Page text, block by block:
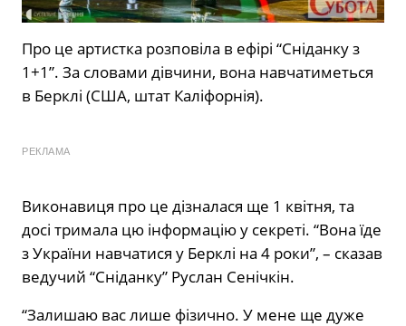
Про це артистка розповіла в ефірі “Сніданку з
1+1”. За словами дівчини, вона навчатиметься
в Берклі (США, штат Каліфорнія).
РЕКЛАМА
Виконавиця про це дізналася ще 1 квітня, та
досі тримала цю інформацію у секреті. “Вона їде
з України навчатися у Берклі на 4 роки”, – сказав
ведучий “Сніданку” Руслан Сенічкін.
“Залишаю вас лише фізично. У мене ще дуже